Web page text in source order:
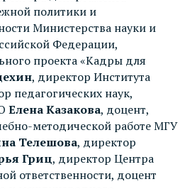
политики и
Министерства науки и
Федерации,
проекта «Кадры для
, директор Института
педагогических наук,
Елена Казакова, доцент,
методической работе МГУ
Телешова, директор
Гриц, директор Центра
ответственности, доцент